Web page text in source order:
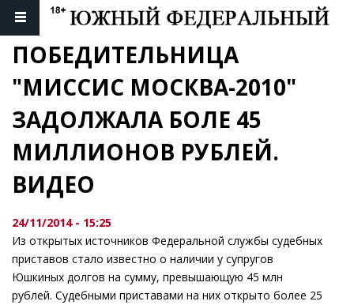
ПОБЕДИТЕЛЬНИЦА
"МИССИС МОСКВА-2010"
ЗАДОЛЖАЛА БОЛЕ 45
МИЛЛИОНОВ РУБЛЕЙ.
ВИДЕО
24/11/2014 - 15:25
Из открытых источников Федеральной службы судебных
приставов стало известно о наличии у супругов
Юшкиных долгов на сумму, превышающую 45 млн
рублей. Судебными приставами на них открыто более 25